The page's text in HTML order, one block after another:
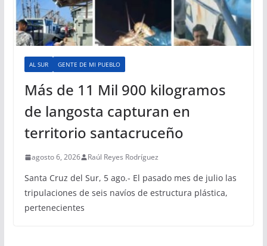
AL SUR GENTE DE MI PUEBLO
Más de 11 Mil 900 kilogramos
de langosta capturan en
territorio santacruceño
agosto 6, 2026 Raúl Reyes Rodríguez
Santa Cruz del Sur, 5 ago.- El pasado mes de julio las
tripulaciones de seis navíos de estructura plástica,
pertenecientes